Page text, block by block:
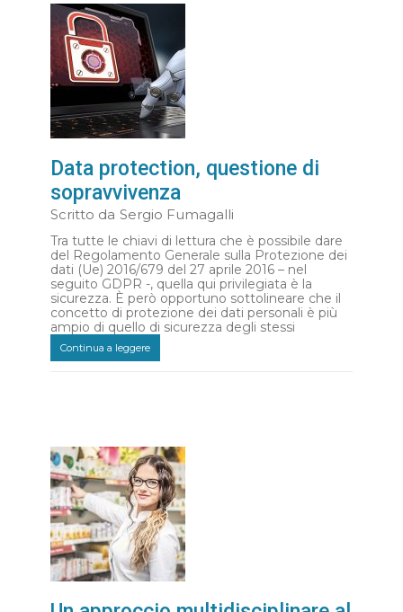
Data protection, questione di
sopravvivenza
Scritto da Sergio Fumagalli
Tra tutte le chiavi di lettura che è possibile dare
del Regolamento Generale sulla Protezione dei
dati (Ue) 2016/679 del 27 aprile 2016 – nel
seguito GDPR -, quella qui privilegiata è la
sicurezza. È però opportuno sottolineare che il
concetto di protezione dei dati personali è più
ampio di quello di sicurezza degli stessi
Continua a leggere